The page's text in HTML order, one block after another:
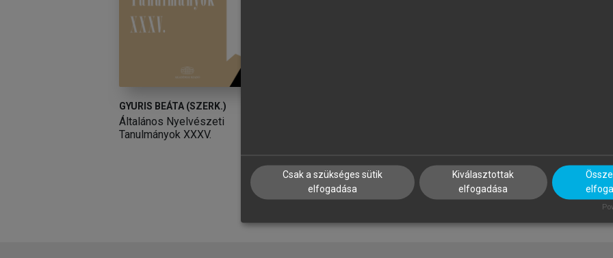
GYURIS BEÁTA (SZERK.)
Általános Nyelvészeti
Tanulmányok XXXV.
Csak a szükséges sütik
elfogadása
Kiválasztottak
elfogadása